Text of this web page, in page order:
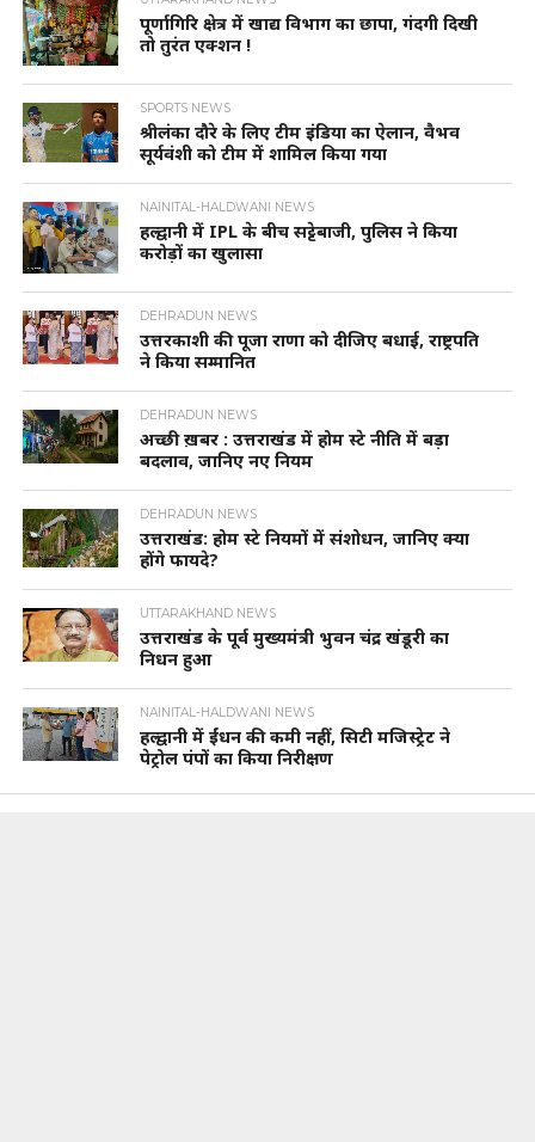
पूर्णागिरि क्षेत्र में खाद्य विभाग का छापा, गंदगी दिखी
तो तुरंत एक्शन !
SPORTS NEWS
श्रीलंका दौरे के लिए टीम इंडिया का ऐलान, वैभव
सूर्यवंशी को टीम में शामिल किया गया
NAINITAL-HALDWANI NEWS
हल्द्वानी में IPL के बीच सट्टेबाजी, पुलिस ने किया
करोड़ों का खुलासा
DEHRADUN NEWS
उत्तरकाशी की पूजा राणा को दीजिए बधाई, राष्ट्रपति
ने किया सम्मानित
DEHRADUN NEWS
अच्छी ख़बर : उत्तराखंड में होम स्टे नीति में बड़ा
बदलाव, जानिए नए नियम
DEHRADUN NEWS
उत्तराखंड: होम स्टे नियमों में संशोधन, जानिए क्या
होंगे फायदे?
UTTARAKHAND NEWS
उत्तराखंड के पूर्व मुख्यमंत्री भुवन चंद्र खंडूरी का
निधन हुआ
NAINITAL-HALDWANI NEWS
हल्द्वानी में ईंधन की कमी नहीं, सिटी मजिस्ट्रेट ने
पेट्रोल पंपों का किया निरीक्षण